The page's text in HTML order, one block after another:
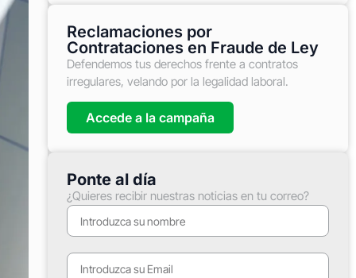
Reclamaciones por
Contrataciones en Fraude de Ley
Defendemos tus derechos frente a contratos
irregulares, velando por la legalidad laboral.
Accede a la campaña
Ponte al día
¿Quieres recibir nuestras noticias en tu correo?